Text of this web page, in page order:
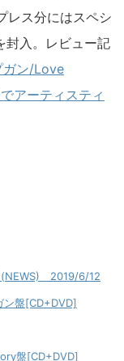
ョンを収録し、
が生まれる-
のカップリング
ス分にはスペシ
入。レビュー記
ン/Love
アーティスティ
2019/6/12